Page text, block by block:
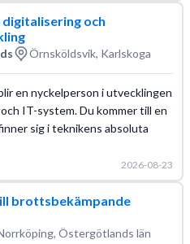
och
Örnsköldsvik, Karlskoga
en nyckelperson i utvecklingen
IT-system. Du kommer till en
sig i teknikens absoluta
2026-08-23
brottsbekämpande
Östergötlands län